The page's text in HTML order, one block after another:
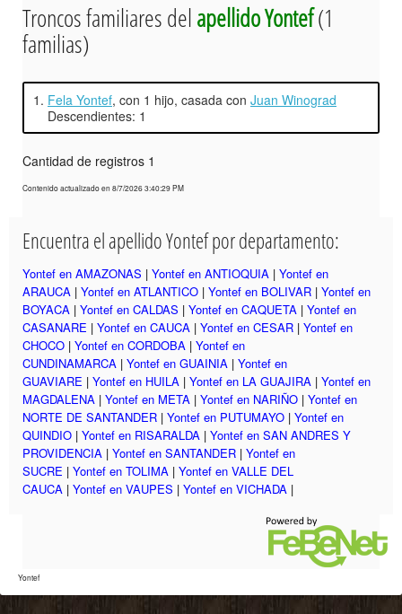
Troncos familiares delapellido Yontef(1
familias)
1. Fela Yontef, con 1 hijo, casada con Juan Winograd
Descendientes: 1
Cantidad de registros 1
Contenido actualizado en 8/7/2026 3:40:29 PM
Encuentra el apellido Yontef por departamento:
Yontef en AMAZONAS | Yontef en ANTIOQUIA | Yontef en
ARAUCA | Yontef en ATLANTICO | Yontef en BOLIVAR | Yontef en
BOYACA | Yontef en CALDAS | Yontef en CAQUETA | Yontef en
CASANARE | Yontef en CAUCA | Yontef en CESAR | Yontef en
CHOCO | Yontef en CORDOBA | Yontef en
CUNDINAMARCA | Yontef en GUAINIA | Yontef en
GUAVIARE | Yontef en HUILA | Yontef en LA GUAJIRA | Yontef en
MAGDALENA | Yontef en META | Yontef en NARIÑO | Yontef en
NORTE DE SANTANDER | Yontef en PUTUMAYO | Yontef en
QUINDIO | Yontef en RISARALDA | Yontef en SAN ANDRES Y
PROVIDENCIA | Yontef en SANTANDER | Yontef en
SUCRE | Yontef en TOLIMA | Yontef en VALLE DEL
CAUCA | Yontef en VAUPES | Yontef en VICHADA |
Yontef